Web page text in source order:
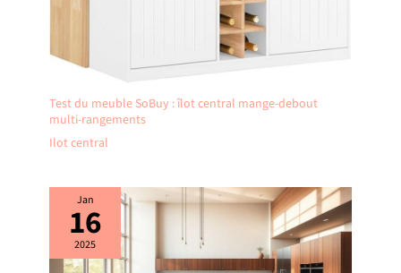
Test du meuble SoBuy : îlot central mange-debout
multi-rangements
Ilot central
Jan
16
2025